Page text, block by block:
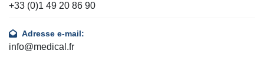
+33 (0)1 49 20 86 90
Adresse e-mail:
info@medical.fr